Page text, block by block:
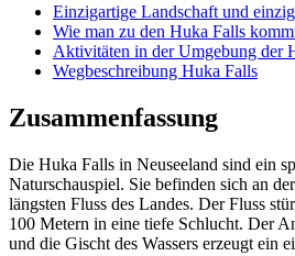
Einzigartige Landschaft und
Wie man zu den Huka Falls
Aktivitäten in der Umgebung der
Wegbeschreibung Huka Falls
Zusammenfassung
Die Huka Falls in Neuseeland sind ein
Naturschauspiel. Sie befinden sich an
längsten Fluss des Landes. Der Fluss
100 Metern in eine tiefe Schlucht. Der
und die Gischt des Wassers erzeugt ein